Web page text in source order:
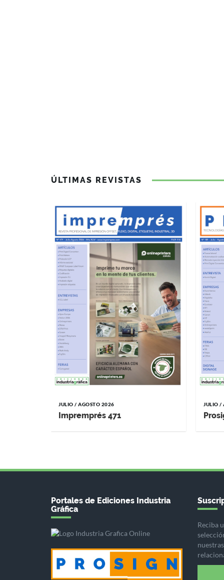
ÚLTIMAS REVISTAS
JULIO / AGOSTO 2026
Impremprés 471
JULIO /
Portales de Ediciones Industria
Gráfica
Reciba